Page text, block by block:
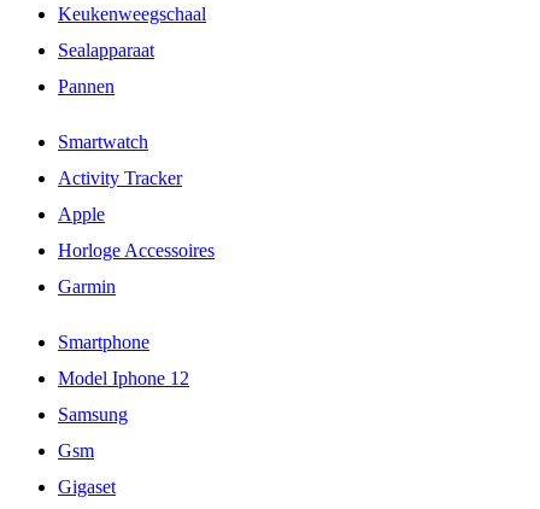
Keukenweegschaal
Sealapparaat
Pannen
Smartwatch
Activity Tracker
Apple
Horloge Accessoires
Garmin
Smartphone
Model Iphone 12
Samsung
Gsm
Gigaset